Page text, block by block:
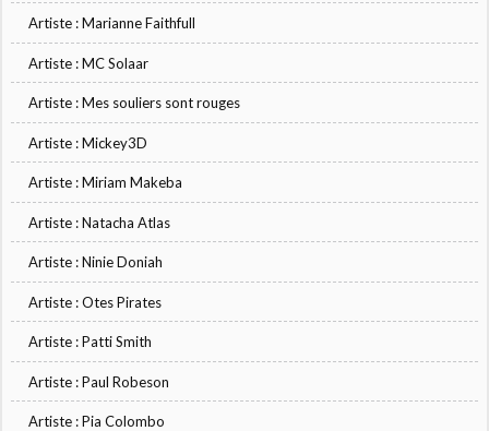
Artiste : Marianne Faithfull
Artiste : MC Solaar
Artiste : Mes souliers sont rouges
Artiste : Mickey3D
Artiste : Miriam Makeba
Artiste : Natacha Atlas
Artiste : Ninie Doniah
Artiste : Otes Pirates
Artiste : Patti Smith
Artiste : Paul Robeson
Artiste : Pia Colombo